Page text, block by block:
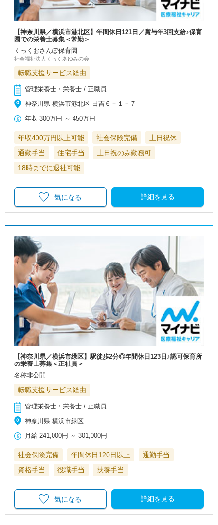
【神奈川県／横浜市港北区】年間休日121日／賞与年3回支給♪保育
園での栄養士募集＜常勤＞
くっくおさんぽ保育園
社会福祉法人くっくあゆみの会
転職支援サービス経由
管理栄養士・栄養士 / 正職員
神奈川県 横浜市港北区 日吉６－１－７
年収 300万円 ～450万円
年収400万円以上可能 社会保険完備
土日祝休
通勤手当
住宅手当
土日祝のみ勤務可
18時までに退社可能
詳細を見る
気になる
【神奈川県／横浜市緑区】駅徒歩2分◎年間休日123日♪認可保育所
の栄養士募集＜正社員＞
名称非公開
転職支援サービス経由
管理栄養士・栄養士 / 正職員
神奈川県 横浜市緑区
月給 241,000円 ～301,000円
社会保険完備 年間休日120日以上
通勤手当
資格手当
役職手当 扶養手当
詳細を見る
気になる